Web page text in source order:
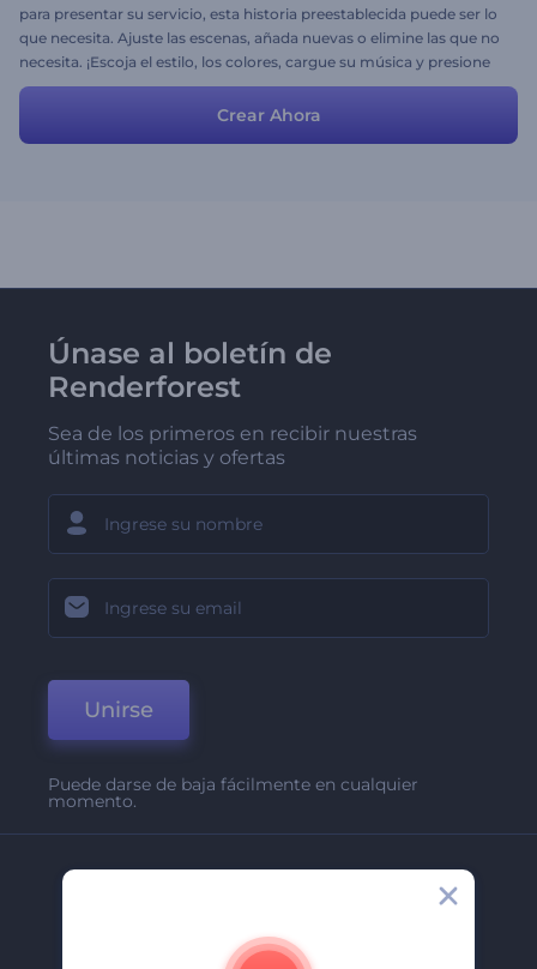
para presentar su servicio, esta historia preestablecida puede ser lo
que necesita. Ajuste las escenas, añada nuevas o elimine las que no
necesita. ¡Escoja el estilo, los colores, cargue su música y presione
Vista Previa!
Crear Ahora
Únase al boletín de
Renderforest
Sea de los primeros en recibir nuestras
últimas noticias y ofertas
Unirse
Puede darse de baja fácilmente en cualquier
momento.